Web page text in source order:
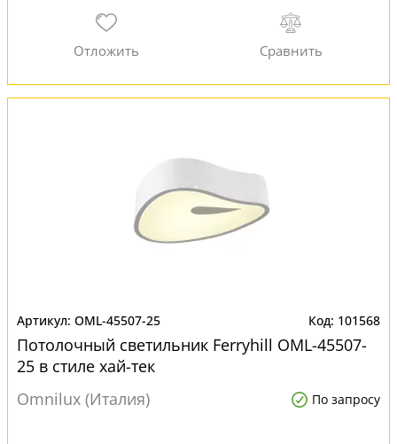
OML-45507-25 101568
Потолочный светильник Ferryhill OML-45507-
25 в стиле хай-тек
Omnilux (Италия)
По запросу